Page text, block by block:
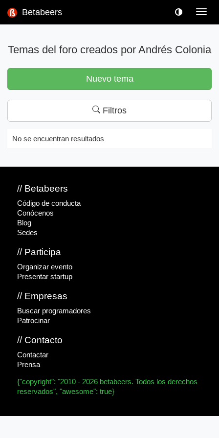
Betabeers
Temas del foro creados por Andrés Colonia
Nuevo tema
Filtros
No se encuentran resultados
// Betabeers
Código de conducta
Conócenos
Blog
Sedes
// Participa
Organizar evento
Presentar startup
// Empresas
Buscar programadores
Patrocinar
// Contacto
Contactar
Prensa
{"copyright": "2010 - 2026 betabeers. Todos los derechos
reservados", "awesome": true}